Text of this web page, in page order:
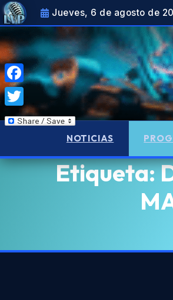
Jueves, 6 de agosto de
NOTICIAS
Etiqueta:
Facebook
Twitter